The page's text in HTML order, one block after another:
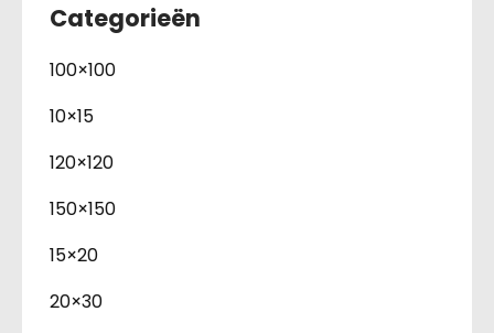
Categorieën
100×100
10×15
120×120
150×150
15×20
20×30